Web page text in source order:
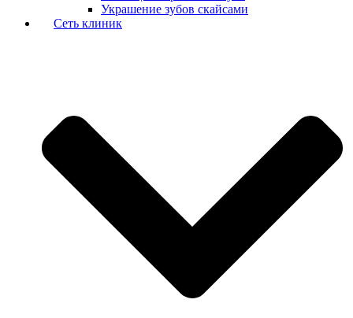
Украшение зубов скайсами
Сеть клиник